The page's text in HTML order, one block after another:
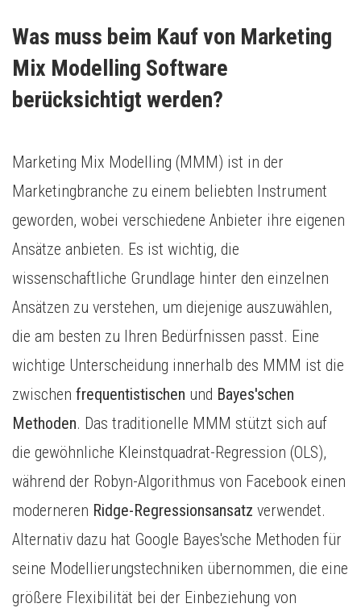
Was muss beim Kauf von Marketing
Mix Modelling Software
berücksichtigt werden?
Marketing Mix Modelling (MMM) ist in der
Marketingbranche zu einem beliebten Instrument
geworden, wobei verschiedene Anbieter ihre eigenen
Ansätze anbieten. Es ist wichtig, die
wissenschaftliche Grundlage hinter den einzelnen
Ansätzen zu verstehen, um diejenige auszuwählen,
die am besten zu Ihren Bedürfnissen passt. Eine
wichtige Unterscheidung innerhalb des MMM ist die
zwischen frequentistischen und Bayes'schen
Methoden. Das traditionelle MMM stützt sich auf
die gewöhnliche Kleinstquadrat-Regression (OLS),
während der Robyn-Algorithmus von Facebook einen
moderneren Ridge-Regressionsansatz verwendet.
Alternativ dazu hat Google Bayes'sche Methoden für
seine Modellierungstechniken übernommen, die eine
größere Flexibilität bei der Einbeziehung von